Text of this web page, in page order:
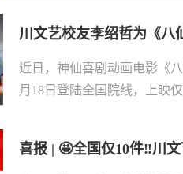
川文艺校友李绍哲为《八
近日，神仙喜剧动画电影《
月18日登陆全国院线，上映
喜报 | 🤩全国仅10件‼️川